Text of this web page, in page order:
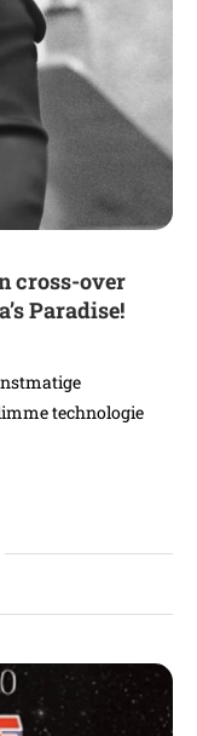
cross-over
Paradise!
technologie